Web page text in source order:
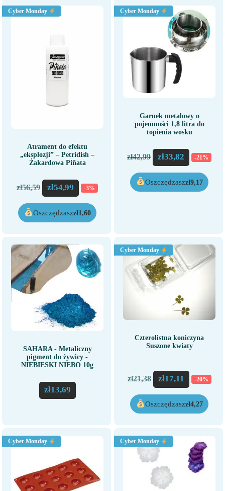
Cyber Monday
Atrament do efektu
„eksplozji” – Petridish –
Żakardowa Piñata
zł56,59 zł54,99 -3%
Oszczędzaszzł1,60
Cyber Monday
Garnek metalowy o
pojemności 1,8 litra do
topienia wosku
zł42,99 zł33,82 -21%
Oszczędzaszzł9,17
SAHARA - Metaliczny
pigment do żywicy -
NIEBIESKI NIEBO 10g
zł13,69
Cyber Monday
Czterolistna koniczyna
Suszone kwiaty
zł21,38 zł17,11 -20%
Oszczędzaszzł4,27
Cyber Monday Cyber Monday